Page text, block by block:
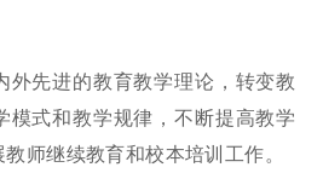
外先进的教育教学理论，转变教
模式和教学规律，不断提高教学
师继续教育和校本培训工作。